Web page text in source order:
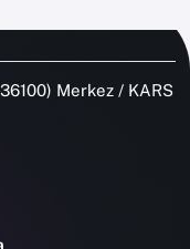
Merkez / KARS